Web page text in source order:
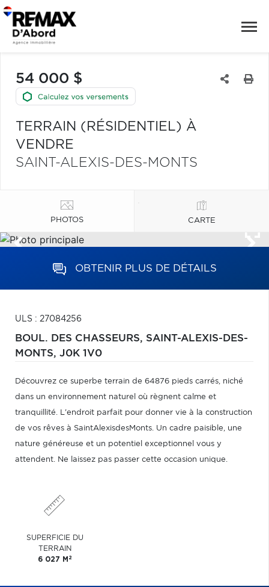
54 000 $
TERRAIN (RÉSIDENTIEL) À
VENDRE
SAINT-ALEXIS-DES-MONTS
PHOTOS CARTE
OBTENIR PLUS DE DÉTAILS
ULS : 27084256
BOUL. DES CHASSEURS, SAINT-ALEXIS-DES-
MONTS, J0K 1V0
Découvrez ce superbe terrain de 64876 pieds carrés, niché
dans un environnement naturel où règnent calme et
tranquillité. L'endroit parfait pour donner vie à la construction
de vos rêves à SaintAlexisdesMonts. Un cadre paisible, une
nature généreuse et un potentiel exceptionnel vous y
attendent. Ne laissez pas passer cette occasion unique.
SUPERFICIE DU
TERRAIN
6 027 M 2